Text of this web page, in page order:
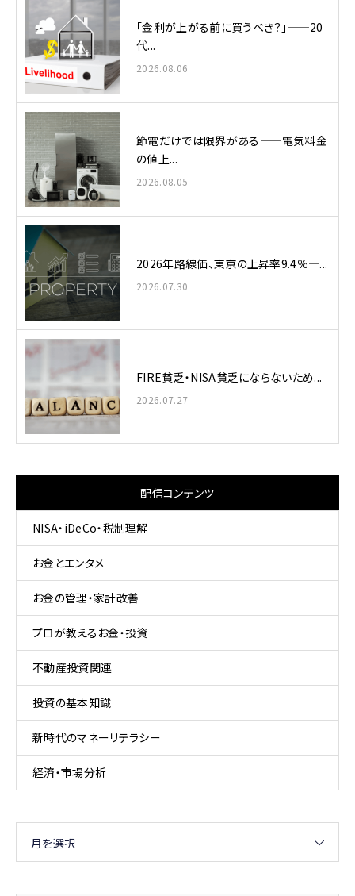
「金利が上がる前に買うべき？」——20
代...
2026.08.06
節電だけでは限界がある——電気料金
の値上...
2026.08.05
2026年路線価、東京の上昇率9.4％—...
2026.07.30
FIRE貧乏・NISA貧乏にならないため...
2026.07.27
配信コンテンツ
NISA・iDeCo・税制理解
お金とエンタメ
お金の管理・家計改善
プロが教えるお金・投資
不動産投資関連
投資の基本知識
新時代のマネーリテラシー
経済・市場分析
月を選択